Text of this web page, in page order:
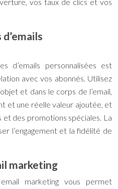
d’emails personnalisées est
avec vos abonnés. Utilisez
et dans le corps de l’email,
et une réelle valeur ajoutée, et
des promotions spéciales. La
l’engagement et la fidélité de
marketing
marketing vous permet